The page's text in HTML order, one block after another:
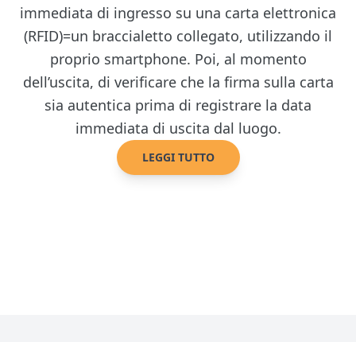
immediata di ingresso su una carta elettronica
(RFID)=un braccialetto collegato, utilizzando il
proprio smartphone. Poi, al momento
dell’uscita, di verificare che la firma sulla carta
sia autentica prima di registrare la data
immediata di uscita dal luogo.
LEGGI TUTTO